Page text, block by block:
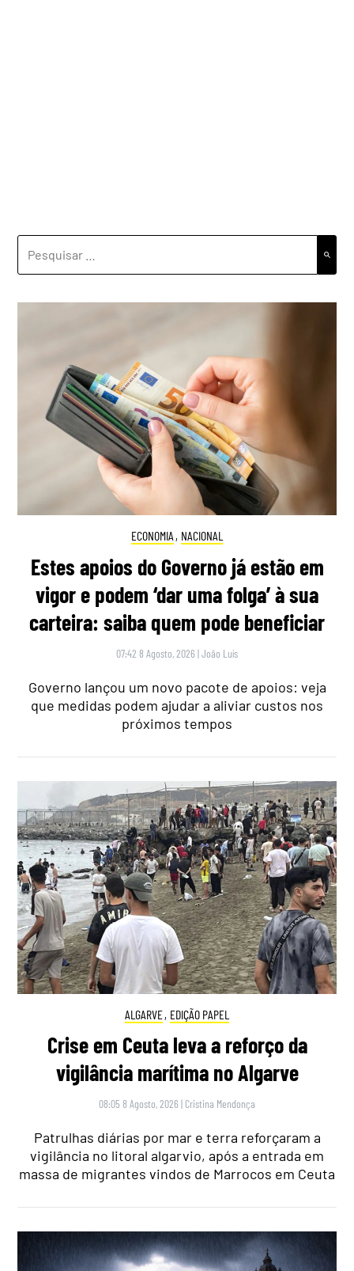
ECONOMIA , NACIONAL
Estes apoios do Governo já estão em
vigor e podem ‘dar uma folga’ à sua
carteira: saiba quem pode beneficiar
07:42 8 Agosto, 2026 |João Luís
Governo lançou um novo pacote de apoios: veja
que medidas podem ajudar a aliviar custos nos
próximos tempos
ALGARVE, EDIÇÃO PAPEL
Crise em Ceuta leva a reforço da
vigilância marítima no Algarve
08:05 8 Agosto, 2026 | Cristina Mendonça
Patrulhas diárias por mar e terra reforçaram a
vigilância no litoral algarvio, após a entrada em
massa de migrantes vindos de Marrocos em Ceuta